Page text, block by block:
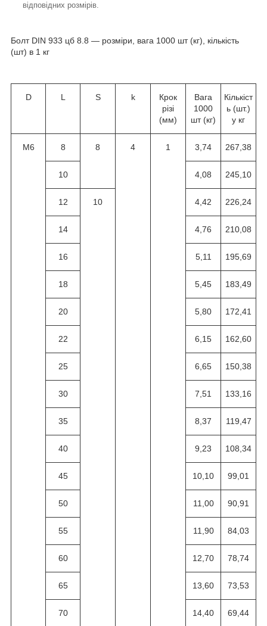
відповідних розмірів.
Болт DIN 933 цб 8.8 — розміри, вага 1000 шт (кг), кількість
(шт) в 1 кг
D L S k
Крок
різі
(мм)
Вага
1000
шт (кг)
Кількіст
ь (шт.)
у кг
M6 8 8 4 1 3,74 267,38
10 4,08 245,10
12 10 4,42 226,24
14 4,76 210,08
16 5,11 195,69
18 5,45 183,49
20 5,80 172,41
22 6,15 162,60
25 6,65 150,38
30 7,51 133,16
35 8,37 119,47
40 9,23 108,34
45 10,10 99,01
50 11,00 90,91
55 11,90 84,03
60 12,70 78,74
65 13,60 73,53
70 14,40 69,44